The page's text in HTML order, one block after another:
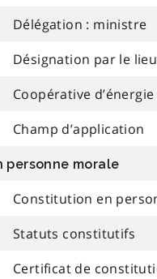
Délégation : ministre
Désignation par le
Coopérative
Champ d’application
personne morale
Constitution en
Statuts constitutifs
Certificat de